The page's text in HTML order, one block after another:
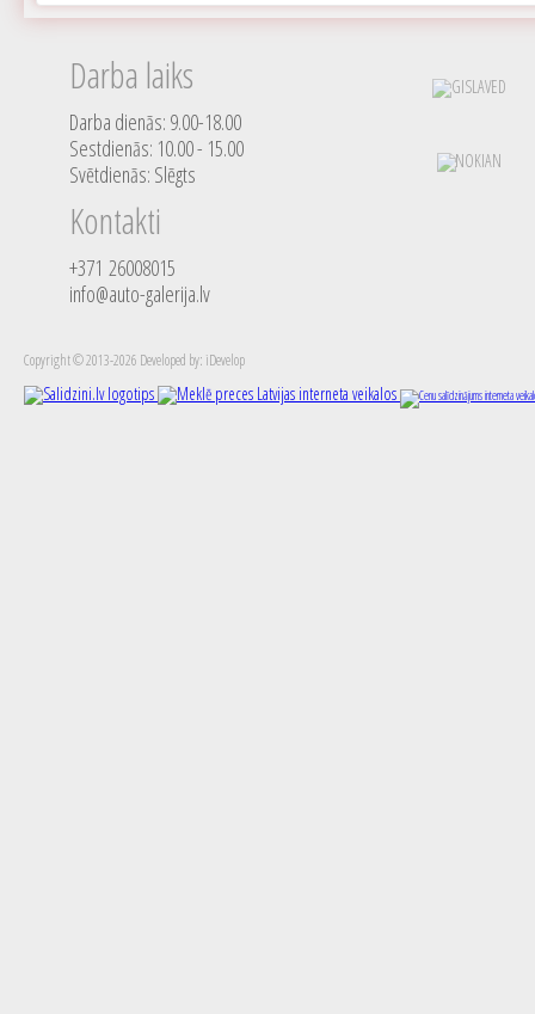
Darba laiks
Darba dienās: 9.00-18.00
Sestdienās: 10.00 - 15.00
Svētdienās: Slēgts
Kontakti
+371 26008015
info@auto-galerija.lv
Copyright © 2013-2026 Developed by: iDevelop